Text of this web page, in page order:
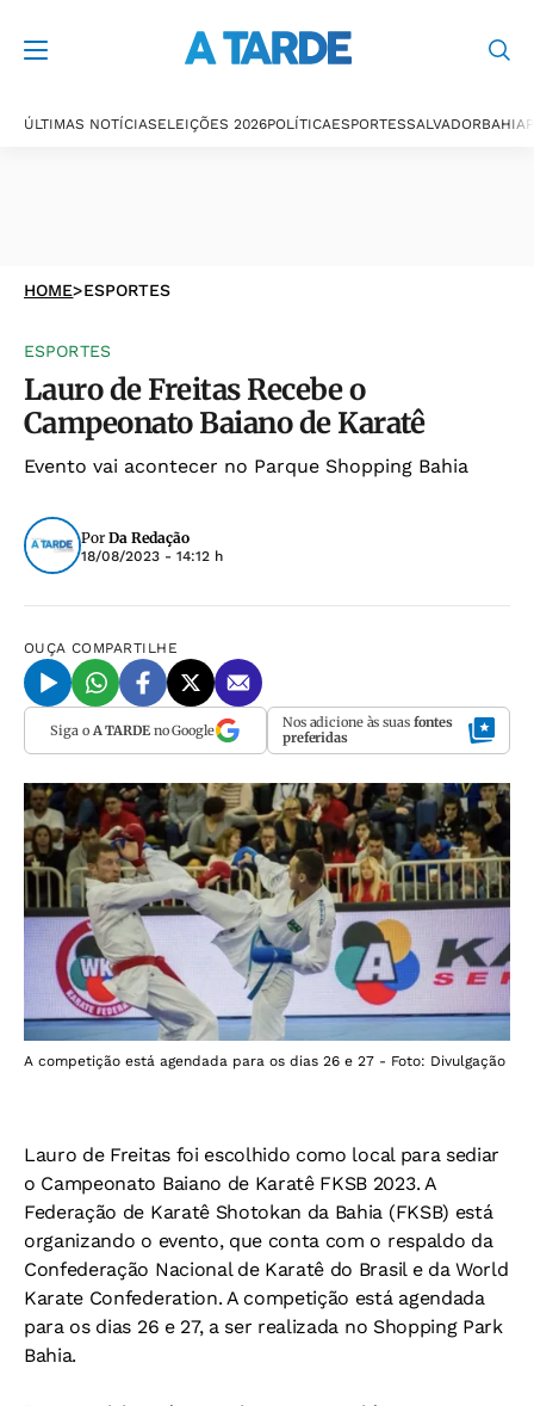
ÚLTIMAS NOTÍCIASELEIÇÕES 2026POLÍTICAESPORTESSALVADORBAHIA
HOME>ESPORTES
ESPORTES
Lauro de Freitas Recebe o
Campeonato Baiano de Karatê
Evento vai acontecer no Parque Shopping Bahia
Por Da Redação
18/08/2023 - 14:12 h
OUÇA COMPARTILHE
Siga o A TARDEno Google Nos adicione às suas fontes
preferidas
A competição está agendada para os dias 26 e 27 - Foto: Divulgação
Lauro de Freitas foi escolhido como local para sediar
o Campeonato Baiano de Karatê FKSB 2023. A
Federação de Karatê Shotokan da Bahia (FKSB) está
organizando o evento, que conta com o respaldo da
Confederação Nacional de Karatê do Brasil e da World
Karate Confederation. A competição está agendada
para os dias 26 e 27, a ser realizada no Shopping Park
Bahia.